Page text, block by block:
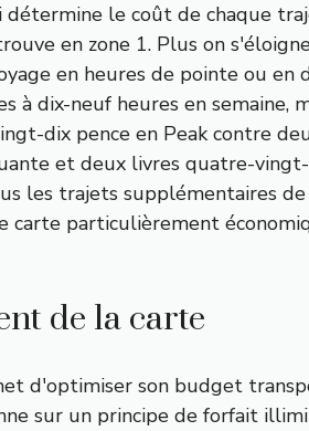
le coût de chaque
en zone 1. Plus on
en heures de pointe ou en
dix-neuf heures en semaine,
dix pence en Peak contre
et deux livres quatre-
les trajets supplémentaires
particulièrement
de la carte
d'optimiser son budget
sur un principe de forfait